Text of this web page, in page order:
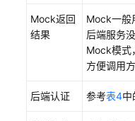
Mock返回
结果
Mock一般
后端服务
Mock模式
方便调用
后端认证 参考表4中